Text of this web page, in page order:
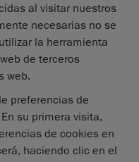
al visitar nuestros
necesarias no se
la herramienta
de terceros
web.
preferencias de
su primera visita,
de cookies en
haciendo clic en el